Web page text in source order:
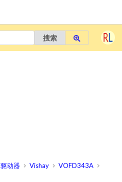
搜索
动器 Vishay
VOFD343A